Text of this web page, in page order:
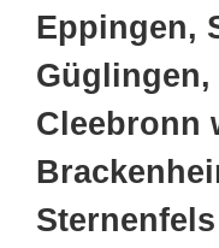
Eppingen,
Güglingen,
Cleebronn